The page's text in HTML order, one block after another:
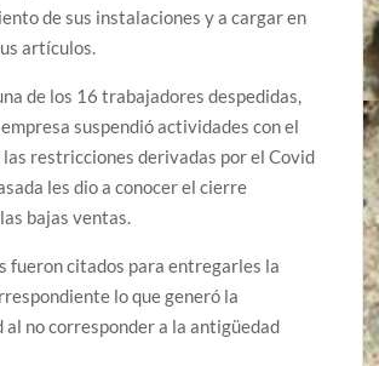
de sus instalaciones y a cargar en
artículos.
de los 16 trabajadores despedidas,
suspendió actividades con el
restricciones derivadas por el Covid
les dio a conocer el cierre
bajas ventas.
fueron citados para entregarles la
lo que generó la
al no corresponder a la antigüedad